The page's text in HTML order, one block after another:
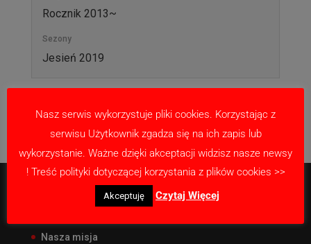
Rocznik 2013~
Sezony
Jesień 2019
No data available in table
Nasza misja
Nasz serwis wykorzystuje pliki cookies. Korzystając z
serwisu Użytkownik zgadza się na ich zapis lub
wykorzystanie. Ważne dzięki akceptacji widzisz nasze newsy
! Treść polityki dotyczącej korzystania z plików cookies >>
Akceptuję Czytaj Więcej